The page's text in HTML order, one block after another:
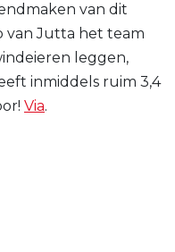
van dit
van Jutta het team
leggen,
inmiddels ruim 3,4
Via.